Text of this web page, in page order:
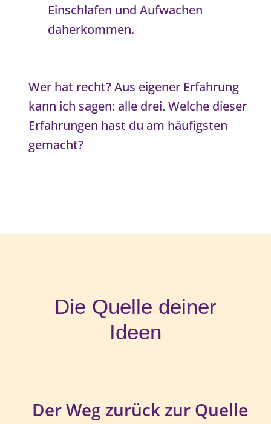
Einschlafen und Aufwachen
daherkommen.
Wer hat recht? Aus eigener Erfahrung
kann ich sagen: alle drei. Welche dieser
Erfahrungen hast du am häufigsten
gemacht?
Die Quelle deiner
Ideen
Der Weg zurück zur Quelle